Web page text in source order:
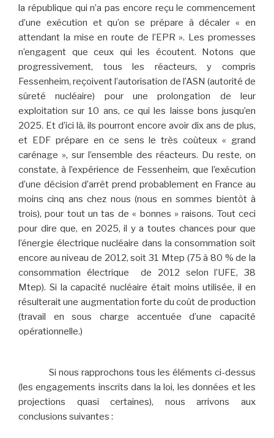
la république qui n’a pas encore reçu le commencement
d’une exécution et qu’on se prépare à décaler « en
attendant la mise en route de l’EPR ». Les promesses
n’engagent que ceux qui les écoutent. Notons que
progressivement, tous les réacteurs, y compris
Fessenheim, reçoivent l’autorisation de l’ASN (autorité de
sûreté nucléaire) pour une prolongation de leur
exploitation sur 10 ans, ce qui les laisse bons jusqu’en
2025. Et d’ici là, ils pourront encore avoir dix ans de plus,
et EDF prépare en ce sens le très coûteux « grand
carénage », sur l’ensemble des réacteurs. Du reste, on
constate, à l’expérience de Fessenheim, que l’exécution
d’une décision d’arrêt prend probablement en France au
moins cinq ans chez nous (nous en sommes bientôt à
trois), pour tout un tas de « bonnes » raisons. Tout ceci
pour dire que, en 2025, il y a toutes chances pour que
l’énergie électrique nucléaire dans la consommation soit
encore au niveau de 2012, soit 31 Mtep (75 à 80 % de la
consommation électrique de 2012 selon l’UFE, 38
Mtep). Si la capacité nucléaire était moins utilisée, il en
résulterait une augmentation forte du coût de production
(travail en sous charge accentuée d’une capacité
opérationnelle.)
Si nous rapprochons tous les éléments ci-dessus
(les engagements inscrits dans la loi, les données et les
projections quasi certaines), nous arrivons aux
conclusions suivantes :